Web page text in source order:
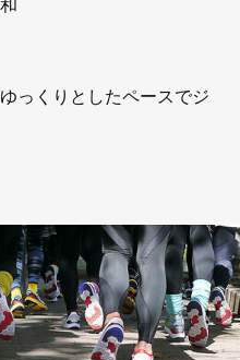
っくりとしたペースでジ